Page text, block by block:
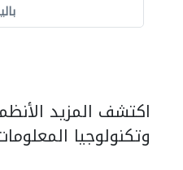
اكتشف المزيد
وتكنولوجيا